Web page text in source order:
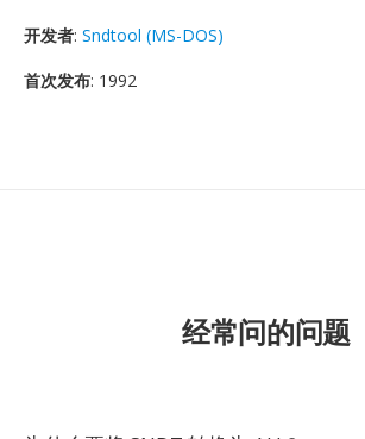
开发者: Sndtool (MS-DOS)
首次发布: 1992
经常问的问题